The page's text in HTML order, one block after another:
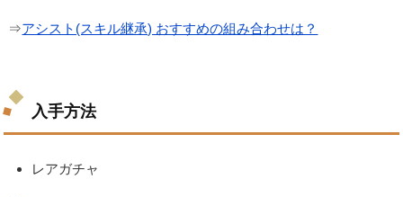
⇒アシスト(スキル継承) おすすめの組み合わせは？
入手方法
レアガチャ